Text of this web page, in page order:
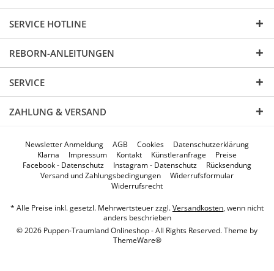
SERVICE HOTLINE
REBORN-ANLEITUNGEN
SERVICE
ZAHLUNG & VERSAND
Newsletter Anmeldung AGB Cookies
Datenschutzerklärung
Klarna
Impressum Kontakt Künstleranfrage
Preise
Facebook - Datenschutz
Instagram - Datenschutz
Rücksendung
Versand und Zahlungsbedingungen
Widerrufsformular
Widerrufsrecht
* Alle Preise inkl. gesetzl. Mehrwertsteuer zzgl.Versandkosten, wenn nicht
anders beschrieben
© 2026 Puppen-Traumland Onlineshop - All Rights Reserved. Theme by
ThemeWare®